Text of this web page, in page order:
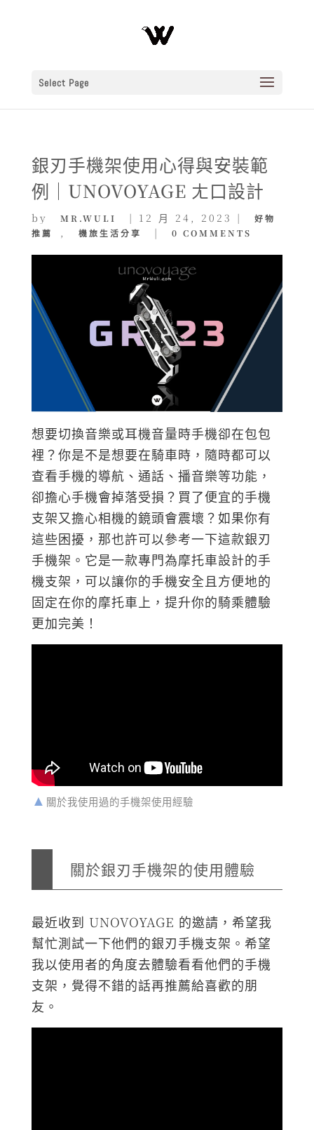
Select Page
銀刃手機架使用心得與安裝範
例｜UNOVOYAGE ㄤ口設計
by MR.WULI | 12 月 24, 2023 |
好物
推薦
, 機旅生活分享 | 0 COMMENTS
想要切換音樂或耳機音量時手機卻在包包
裡？你是不是想要在騎車時，隨時都可以
查看手機的導航、通話、播音樂等功能，
卻擔心手機會掉落受損？買了便宜的手機
支架又擔心相機的鏡頭會震壞？如果你有
這些困擾，那也許可以參考一下這款銀刃
手機架。它是一款專門為摩托車設計的手
機支架，可以讓你的手機安全且方便地的
固定在你的摩托車上，提升你的騎乘體驗
更加完美！
關於我使用過的手機架使用經驗
關於銀刃手機架的使用體驗
最近收到 UNOVOYAGE 的邀請，希望我
幫忙測試一下他們的銀刃手機支架。希望
我以使用者的角度去體驗看看他們的手機
支架，覺得不錯的話再推薦給喜歡的朋
友。